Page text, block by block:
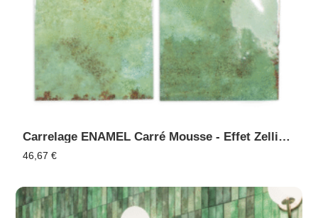
Carrelage ENAMEL Carré Mousse - Effet Zellige, Faïence Murale
46,67€